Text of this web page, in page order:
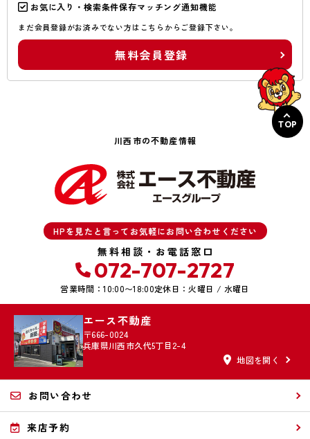
お気に入り・検索条件保存マッチング通知機能
まだ会員登録がお済みでない方はこちらからご登録下さい。
無料会員登録
TOP
川西市の不動産情報
HPを見たと言ってお気軽にお問い合わせください
無料相談・お電話窓口
072-707-2727
営業時間：10:00〜18:00定休日：火曜日 / 水曜日
エース不動産
〒666-0024
兵庫県川西市久代5丁目2-4
地図を開く
お問い合わせ
来店予約